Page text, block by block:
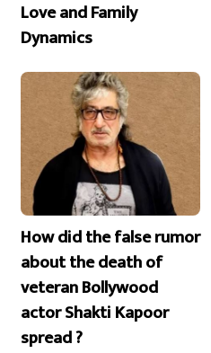
Love and Family
Dynamics
How did the false rumor
about the death of
veteran Bollywood
actor Shakti Kapoor
spread ?